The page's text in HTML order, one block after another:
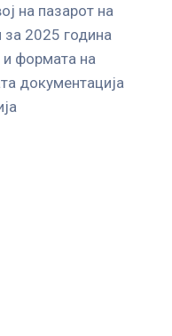
на пазарот на
за 2025 година
формата на
документација